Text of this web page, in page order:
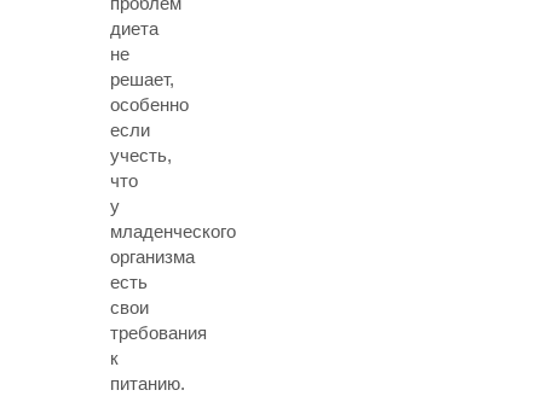
диета
не
решает,
особенно
если
учесть,
что
у
младенческого
организма
есть
свои
требования
к
питанию.